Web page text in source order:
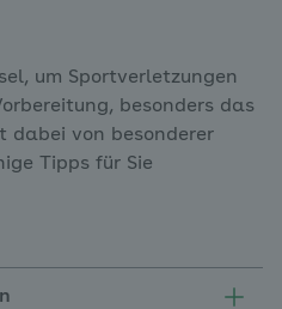
um Sportverletzungen
besonders das
dabei von besonderer
Tipps für Sie